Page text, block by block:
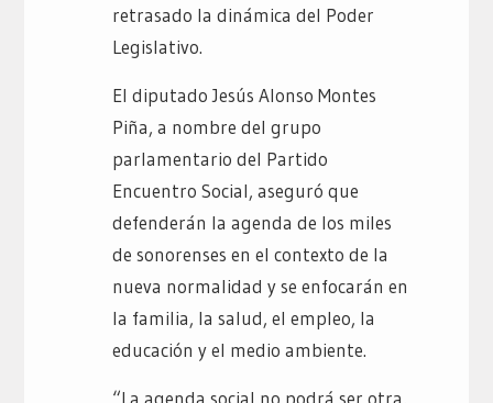
retrasado la dinámica del Poder
Legislativo.
El diputado Jesús Alonso Montes
Piña, a nombre del grupo
parlamentario del Partido
Encuentro Social, aseguró que
defenderán la agenda de los miles
de sonorenses en el contexto de la
nueva normalidad y se enfocarán en
la familia, la salud, el empleo, la
educación y el medio ambiente.
“La agenda social no podrá ser otra,